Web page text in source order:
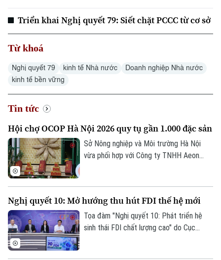
Triển khai Nghị quyết 79: Siết chặt PCCC từ cơ sở
Từ khoá
Nghị quyết 79 kinh tế Nhà nước
Doanh nghiệp Nhà nước
kinh tế bền vững
Tin tức
Hội chợ OCOP Hà Nội 2026 quy tụ gần 1.000 đặc sản
Sở Nông nghiệp và Môi trường Hà Nội
vừa phối hợp với Công ty TNHH Aeon
Mall Hà Đông.
Nghị quyết 10: Mở hướng thu hút FDI thế hệ mới
Tọa đàm "Nghị quyết 10: Phát triển hệ
sinh thái FDI chất lượng cao" do Cục